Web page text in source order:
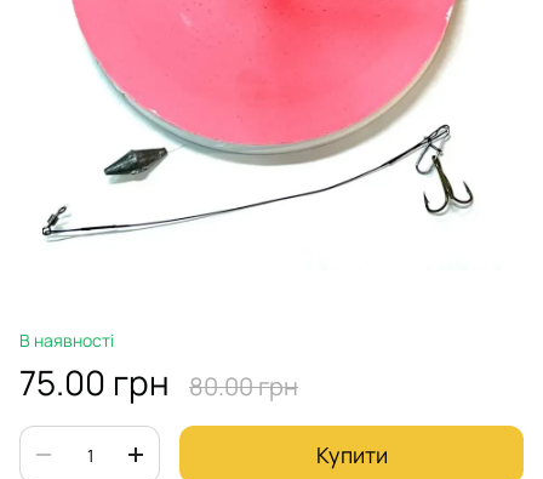
В наявності
75.00 грн 80.00 грн
Купити